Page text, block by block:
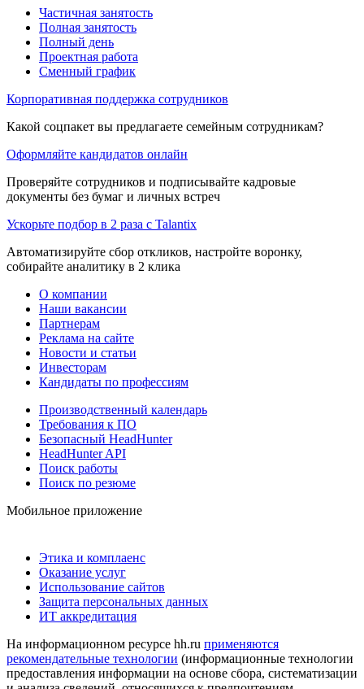
Частичная занятость
Полная занятость
Полный день
Проектная работа
Сменный график
Корпоративная поддержка сотрудников
Какой соцпакет вы предлагаете семейным сотрудникам?
Оформляйте кандидатов онлайн
Проверяйте сотрудников и подписывайте кадровые
документы без бумаг и личных встреч
Ускорьте подбор в 2 раза с Talantix
Автоматизируйте сбор откликов, настройте воронку,
собирайте аналитику в 2 клика
О компании
Наши вакансии
Партнерам
Реклама на сайте
Новости и статьи
Инвесторам
Кандидаты по профессиям
Производственный календарь
Требования к ПО
Безопасный HeadHunter
HeadHunter API
Поиск работы
Поиск по резюме
Мобильное приложение
Этика и комплаенс
Оказание услуг
Использование сайтов
Защита персональных данных
ИТ аккредитация
На информационном ресурсе hh.ru применяются
рекомендательные технологии (информационные технологии
предоставления информации на основе сбора, систематизации